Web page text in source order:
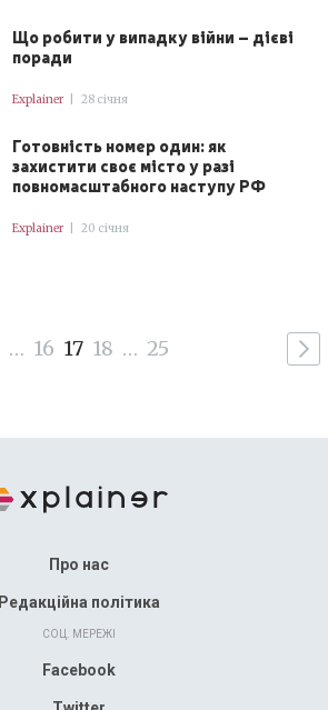
Що робити у випадку війни – дієві
поради
Explainer 28 січня
Готовність номер один: як
захистити своє місто у разі
повномасштабного наступу РФ
Explainer 20 січня
… 16 17 18 … 25
Про нас
Редакційна політика
СОЦ. МЕРЕЖІ
Facebook